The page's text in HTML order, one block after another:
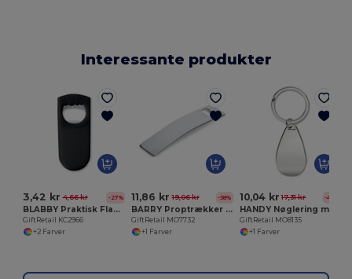
Interessante produkter
3,42 kr 4,66 kr -27%
BLABBY Praktisk Flaskeåbner og Forsegler i PS Materiale
GiftRetail KC2966
+2 Farver
11,86 kr 19,06 kr -38%
BARRY Proptrækker i rustfrit stål
GiftRetail MO7732
+1 Farver
10,04 kr 17,31 kr -42%
HANDY Nøglering med flaskeåbner
GiftRetail MO8135
+1 Farver